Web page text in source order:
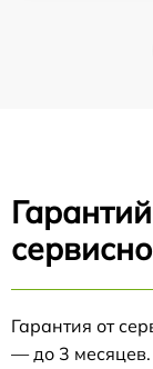
Гарантия от
— до 3 месяцев.